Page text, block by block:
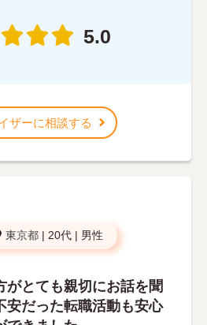
5.0
ザーに相談する
東京都 | 20代 | 男性
がとても親切にお話を聞
安だった転職活動も安心